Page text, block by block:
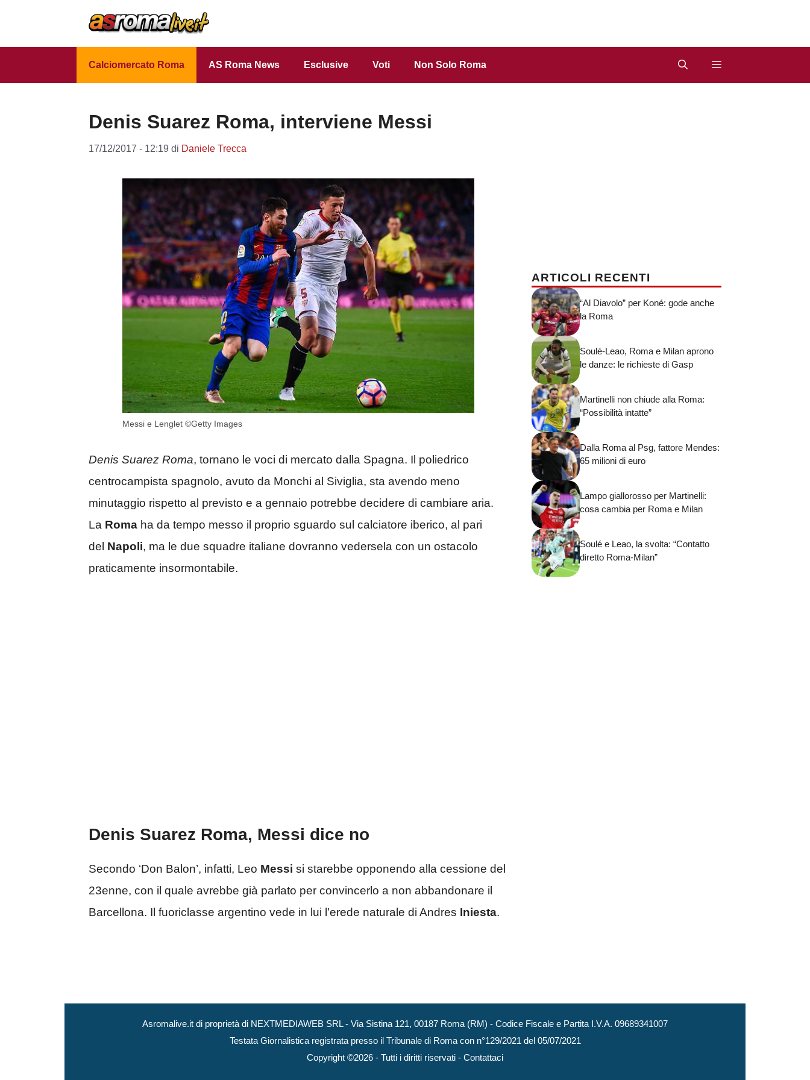
Calciomercato Roma AS Roma News Esclusive Voti Non Solo Roma
Denis Suarez Roma, interviene Messi
17/12/2017 - 12:19 di Daniele Trecca
Messi e Lenglet ©Getty Images
Denis Suarez Roma, tornano le voci di mercato dalla Spagna. Il poliedrico
centrocampista spagnolo, avuto da Monchi al Siviglia, sta avendo meno
minutaggio rispetto al previsto e a gennaio potrebbe decidere di cambiare aria.
La Roma ha da tempo messo il proprio sguardo sul calciatore iberico, al pari
del Napoli, ma le due squadre italiane dovranno vedersela con un ostacolo
praticamente insormontabile.
Denis Suarez Roma, Messi dice no
Secondo ‘Don Balon’, infatti, Leo Messi si starebbe opponendo alla cessione del
23enne, con il quale avrebbe già parlato per convincerlo a non abbandonare il
Barcellona. Il fuoriclasse argentino vede in lui l’erede naturale di Andres Iniesta.
ARTICOLI RECENTI
“Al Diavolo” per Koné: gode anche
la Roma
Soulé-Leao, Roma e Milan aprono
le danze: le richieste di Gasp
Martinelli non chiude alla Roma:
“Possibilità intatte”
Dalla Roma al Psg, fattore Mendes:
65 milioni di euro
Lampo giallorosso per Martinelli:
cosa cambia per Roma e Milan
Soulé e Leao, la svolta: “Contatto
diretto Roma-Milan”
Asromalive.it di proprietà di NEXTMEDIAWEB SRL - Via Sistina 121, 00187 Roma (RM) - Codice Fiscale e Partita I.V.A. 09689341007
Testata Giornalistica registrata presso il Tribunale di Roma con n°129/2021 del 05/07/2021
Copyright ©2026 - Tutti i diritti riservati - Contattaci